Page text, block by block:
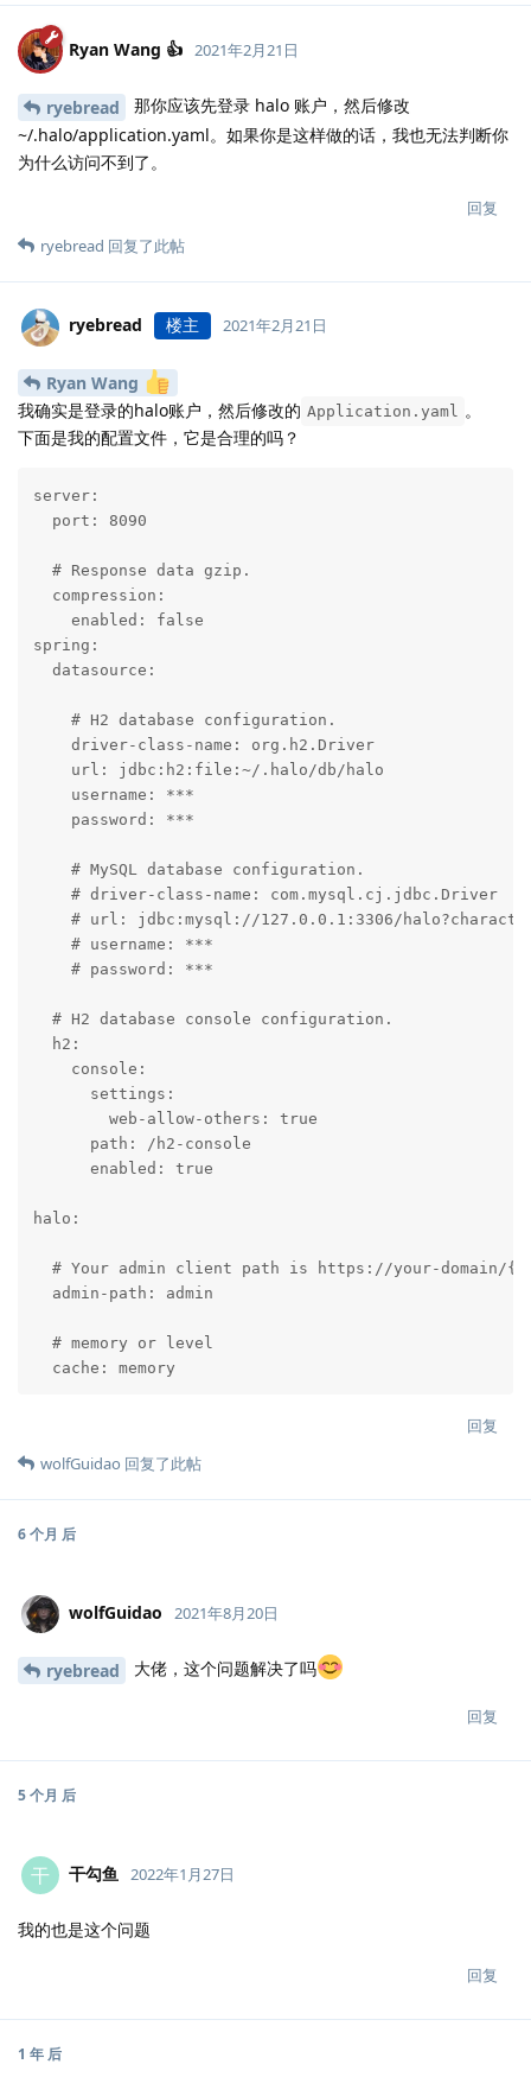
Ryan Wang 👍 2021年2月21日
ryebread
那你应该先登录 halo 账户，然后修改
~/.halo/application.yaml。如果你是这样做的话，我也无法判断你
为什么访问不到了。
回复
ryebread 回复了此帖
ryebread 楼主 2021年2月21日
Ryan Wang
我确实是登录的halo账户，然后修改的 Application.yaml 。
下面是我的配置文件，它是合理的吗？
server:
  port: 8090
  # Response data gzip.
  compression:
    enabled: false
spring:
  datasource:
    # H2 database configuration.
    driver-class-name: org.h2.Driver
    url: jdbc:h2:file:~/.halo/db/halo
    username: ***
    password: ***
    # MySQL database configuration.
    # driver-class-name: com.mysql.cj.jdbc.Driver
# url: jdbc:mysql://127.0.0.1:3306/
    # username: ***
    # password: ***
  # H2 database console configuration.
  h2:
    console:
      settings:
        web-allow-others: true
      path: /h2-console
      enabled: true
halo:
# Your admin client path is https://your-domain/
  admin-path: admin
  # memory or level
  cache: memory
回复
wolfGuidao 回复了此帖
6 个月 后
wolfGuidao 2021年8月20日
ryebread 大佬，这个问题解决了吗
回复
5 个月 后
干 干勾鱼 2022年1月27日
我的也是这个问题
回复
1 年 后